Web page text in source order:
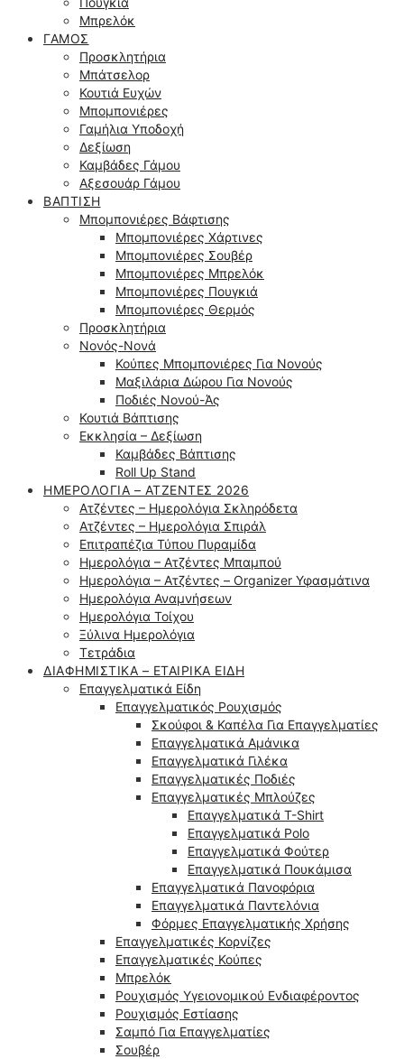
Μπρελόκ
ΓΆΜΟΣ
Προσκλητήρια
Μπάτσελορ
Κουτιά Ευχών
Μπομπονιέρες
Γαμήλια Υποδοχή
Δεξίωση
Καμβάδες Γάμου
Αξεσουάρ Γάμου
ΒΆΠΤΙΣΗ
Μπομπονιέρες Βάφτισης
Μπομπονιέρες Χάρτινες
Μπομπονιέρες Σουβέρ
Μπομπονιέρες Μπρελόκ
Μπομπονιέρες Πουγκιά
Μπομπονιέρες Θερμός
Προσκλητήρια
Νονός-Νονά
Κούπες Μπομπονιέρες Για Νονούς
Μαξιλάρια Δώρου Για Νονούς
Ποδιές Νονού-Άς
Κουτιά Βάπτισης
Εκκλησία – Δεξίωση
Καμβάδες Βάπτισης
Roll Up Stand
ΗΜΕΡΟΛΌΓΙΑ – ΑΤΖΈΝΤΕΣ 2026
Ατζέντες – Ημερολόγια Σκληρόδετα
Ατζέντες – Ημερολόγια Σπιράλ
Επιτραπέζια Τύπου Πυραμίδα
Ημερολόγια – Ατζέντες Μπαμπού
Ημερολόγια – Ατζέντες – Organizer Υφασμάτινα
Ημερολόγια Αναμνήσεων
Ημερολόγια Τοίχου
Ξύλινα Ημερολόγια
Τετράδια
ΔΙΑΦΗΜΙΣΤΙΚΆ – ΕΤΑΙΡΙΚΆ ΕΊΔΗ
Επαγγελματικά Είδη
Επαγγελματικός Ρουχισμός
Σκούφοι & Καπέλα Για Επαγγελματίες
Επαγγελματικά Αμάνικα
Επαγγελματικά Γιλέκα
Επαγγελματικές Ποδιές
Επαγγελματικές Μπλούζες
Επαγγελματικά T-Shirt
Επαγγελματικά Polo
Επαγγελματικά Φούτερ
Επαγγελματικά Πουκάμισα
Επαγγελματικά Πανοφόρια
Επαγγελματικά Παντελόνια
Φόρμες Επαγγελματικής Χρήσης
Επαγγελματικές Κορνίζες
Επαγγελματικές Κούπες
Μπρελόκ
Ρουχισμός Υγειονομικού Ενδιαφέροντος
Ρουχισμός Εστίασης
Σαμπό Για Επαγγελματίες
Σουβέρ